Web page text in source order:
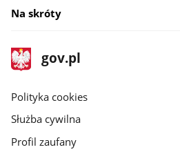
Na skróty
stopka
gov.pl
Strona
gov.pl
gov.pl
Polityka cookies
Służba cywilna
Profil zaufany